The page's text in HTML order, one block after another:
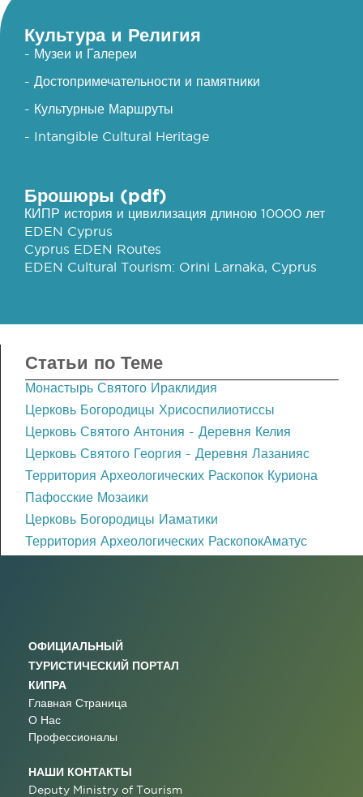
Культура и Религия
- Музеи и Галереи
- Достопримечательности и памятники
- Культурные Маршруты
- Intangible Cultural Heritage
Брошюры (pdf)
КИПР история и цивилизация длиною 10000 лет
EDEN Cyprus
Cyprus EDEN Routes
EDEN Cultural Tourism: Orini Larnaka, Cyprus
Статьи по Теме
Монастырь Святого Ираклидия
Церковь Богородицы Хрисоспилиотиссы
Церковь Святого Антония - Деревня Келия
Церковь Святого Георгия - Деревня Лазанияс
Территория Археологических Раскопок Куриона
Пафосские Мозаики
Церковь Богородицы Иаматики
Территория Археологических РаскопокАматус
ОФИЦИАЛЬНЫЙ
ТУРИСТИЧЕСКИЙ ПОРТАЛ
КИПРА
Главная Страница
О Нас
Профессионалы
НАШИ КОНТАКТЫ
Deputy Ministry of Tourism